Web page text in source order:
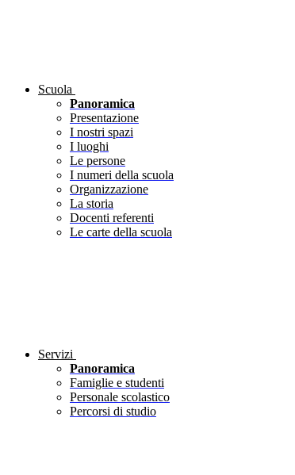
Scuola
Panoramica
Presentazione
I nostri spazi
I luoghi
Le persone
I numeri della scuola
Organizzazione
La storia
Docenti referenti
Le carte della scuola
Servizi
Panoramica
Famiglie e studenti
Personale scolastico
Percorsi di studio